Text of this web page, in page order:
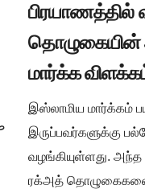
பிரயாணத்தில்
தொழுகையின்
மார்க்க
இஸ்லாமிய மார்க்கம்
இருப்பவர்களுக்கு
வழங்கியுள்ளது.
ரக்அத்